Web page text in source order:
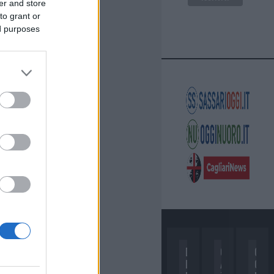
and store
grant or
purposes
D
I
C
A
C
O